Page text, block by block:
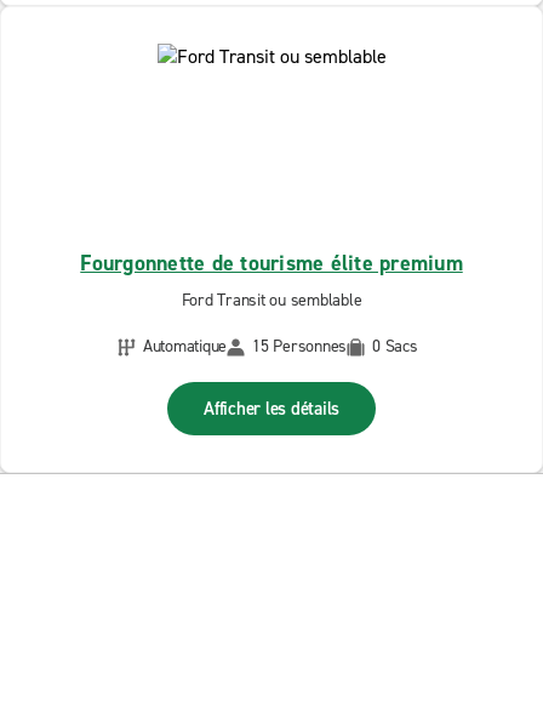
Fourgonnette de tourisme élite premium
Ford Transit ou semblable
Automatique
15 Personnes 0 Sacs
Afficher les détails